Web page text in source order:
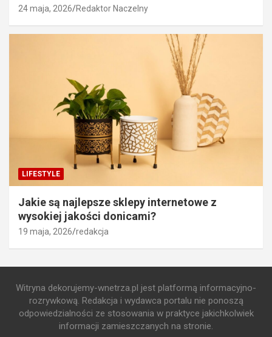
24 maja, 2026 Redaktor Naczelny
LIFESTYLE
Jakie są najlepsze sklepy internetowe z
wysokiej jakości donicami?
19 maja, 2026 redakcja
Witryna dekorujemy-wnetrza.pl jest platformą informacyjno-
rozrywkową. Redakcja i wydawca portalu nie ponoszą
odpowiedzialności ze stosowania w praktyce jakichkolwiek
informacji zamieszczanych na stronie.